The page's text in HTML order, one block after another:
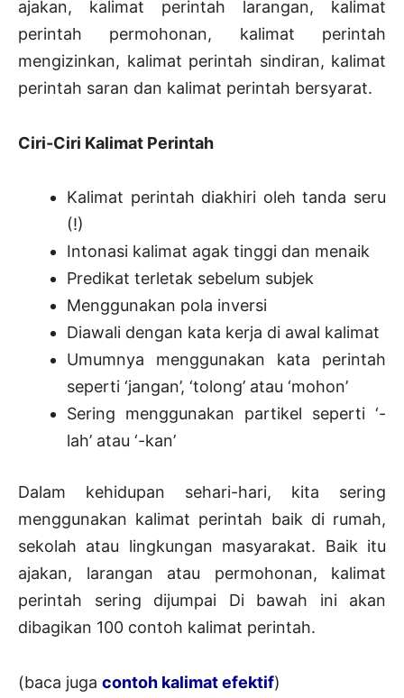
ajakan, kalimat perintah larangan, kalimat
perintah permohonan, kalimat perintah
mengizinkan, kalimat perintah sindiran, kalimat
perintah saran dan kalimat perintah bersyarat.
Ciri-Ciri Kalimat Perintah
Kalimat perintah diakhiri oleh tanda seru
(!)
Intonasi kalimat agak tinggi dan menaik
Predikat terletak sebelum subjek
Menggunakan pola inversi
Diawali dengan kata kerja di awal kalimat
Umumnya menggunakan kata perintah
seperti ‘jangan’, ‘tolong’ atau ‘mohon’
Sering menggunakan partikel seperti ‘-
lah’ atau ‘-kan’
Dalam kehidupan sehari-hari, kita sering
menggunakan kalimat perintah baik di rumah,
sekolah atau lingkungan masyarakat. Baik itu
ajakan, larangan atau permohonan, kalimat
perintah sering dijumpai Di bawah ini akan
dibagikan 100 contoh kalimat perintah.
(baca juga contoh kalimat efektif)